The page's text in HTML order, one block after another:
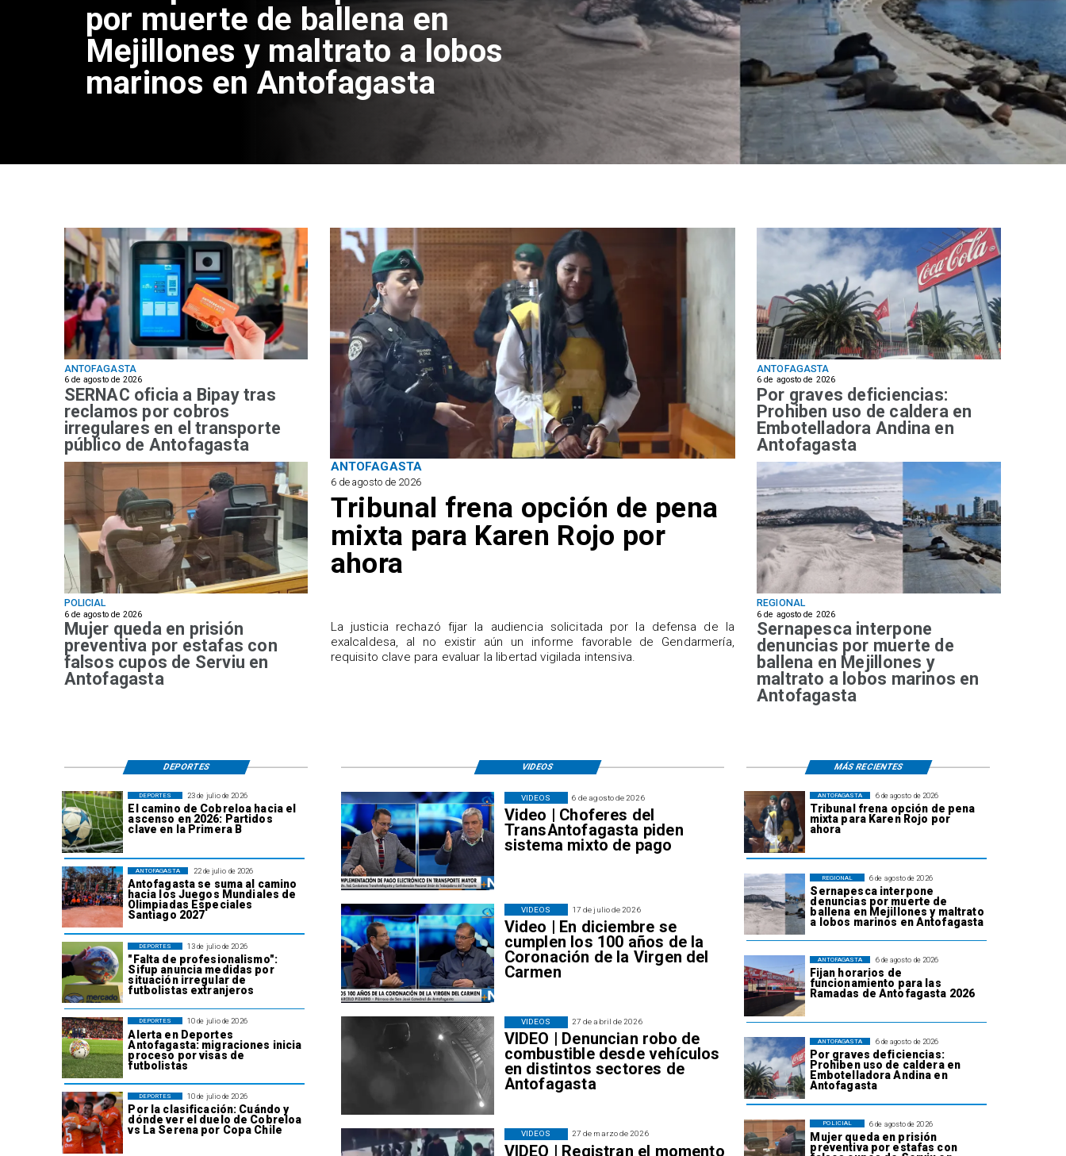
por muerte de ballena en
Mejillones y maltrato a lobos
marinos en Antofagasta
ANTOFAGASTA
6 de agosto de 2026
SERNAC oficia a Bipay tras
reclamos por cobros
irregulares en el transporte
público de Antofagasta
ANTOFAGASTA
6 de agosto de 2026
Tribunal frena opción de pena
mixta para Karen Rojo por
ahora
​La justicia rechazó fijar la audiencia solicitada por la defensa de la
exalcaldesa, al no existir aún un informe favorable de Gendarmería,
requisito clave para evaluar la libertad vigilada intensiva.
POLICIAL
6 de agosto de 2026
Mujer queda en prisión
preventiva por estafas con
falsos cupos de Serviu en
Antofagasta
ANTOFAGASTA
6 de agosto de 2026
Por graves deficiencias:
Prohiben uso de caldera en
Embotelladora Andina en
Antofagasta
REGIONAL
6 de agosto de 2026
Sernapesca interpone
denuncias por muerte de
ballena en Mejillones y
maltrato a lobos marinos en
Antofagasta
6 de agosto de 2026
Tribunal frena opción de pena
mixta para Karen Rojo por
ahora
ANTOFAGASTA
6 de agosto de 2026
Sernapesca interpone
denuncias por muerte de
ballena en Mejillones y maltrato
a lobos marinos en Antofagasta
REGIONAL
6 de agosto de 2026
Fijan horarios de
funcionamiento para las
Ramadas de Antofagasta 2026
ANTOFAGASTA
6 de agosto de 2026
Por graves deficiencias:
Prohiben uso de caldera en
Embotelladora Andina en
Antofagasta
ANTOFAGASTA
6 de agosto de 2026
Mujer queda en prisión
preventiva por estafas con
POLICIAL
23 de julio de 2026
El camino de Cobreloa hacia el
ascenso en 2026: Partidos
clave en la Primera B
DEPORTES
22 de julio de 2026
Antofagasta se suma al camino
hacia los Juegos Mundiales de
Olimpiadas Especiales
Santiago 2027
ANTOFAGASTA
13 de julio de 2026
"Falta de profesionalismo":
Sifup anuncia medidas por
situación irregular de
futbolistas extranjeros
DEPORTES
10 de julio de 2026
Alerta en Deportes
Antofagasta: migraciones inicia
proceso por visas de
futbolistas
DEPORTES
10 de julio de 2026
Por la clasificación: Cuándo y
dónde ver el duelo de Cobreloa
vs La Serena por Copa Chile
DEPORTES
6 de agosto de 2026
Video | Choferes del
TransAntofagasta piden
sistema mixto de pago
VIDEOS
17 de julio de 2026
Video | En diciembre se
cumplen los 100 años de la
Coronación de la Virgen del
Carmen
VIDEOS
27 de abril de 2026
VIDEO | Denuncian robo de
combustible desde vehículos
en distintos sectores de
Antofagasta
VIDEOS
27 de marzo de 2026
VIDEO | Registran el momento
VIDEOS
VIDEOS
DEPORTES MÁS RECIENTES